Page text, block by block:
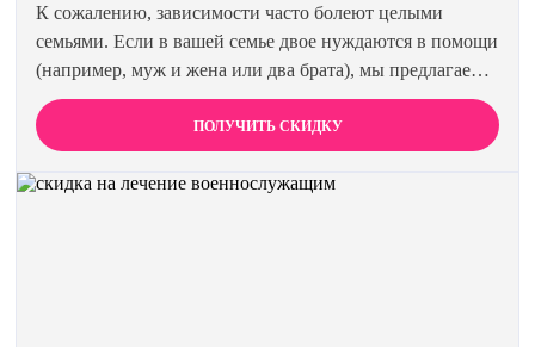
К сожалению, зависимости часто болеют целыми
семьями. Если в вашей семье двое нуждаются в помощи
(например, муж и жена или два брата), мы предлагаем
специальную цену на одновременное лечение. Второй
член семьи получает скидку 15%. Лечиться вместе
эффективнее и выгоднее.
ПОЛУЧИТЬ СКИДКУ